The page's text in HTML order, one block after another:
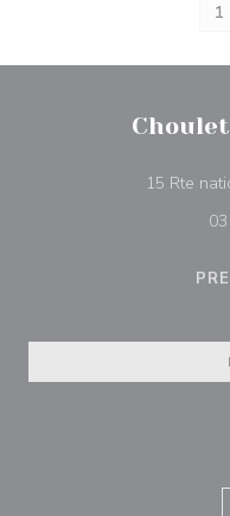
1
15 Rte